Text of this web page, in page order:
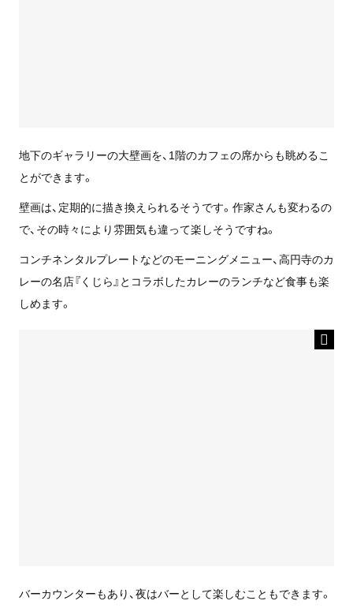
地下のギャラリーの大壁画を、1階のカフェの席からも眺めるこ
とができます。
壁画は、定期的に描き換えられるそうです。作家さんも変わるの
で、その時々により雰囲気も違って楽しそうですね。
コンチネンタルプレートなどのモーニングメニュー、高円寺のカ
レーの名店『くじら』とコラボしたカレーのランチなど食事も楽
しめます。
バーカウンターもあり、夜はバーとして楽しむこともできます。